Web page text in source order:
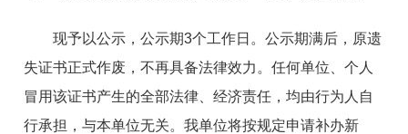
现予以公示，公示期3个工作日。公示期满后，原遗
失证书正式作废，不再具备法律效力。任何单位、个人
冒用该证书产生的全部法律、经济责任，均由行为人自
行承担，与本单位无关。我单位将按规定申请补办新